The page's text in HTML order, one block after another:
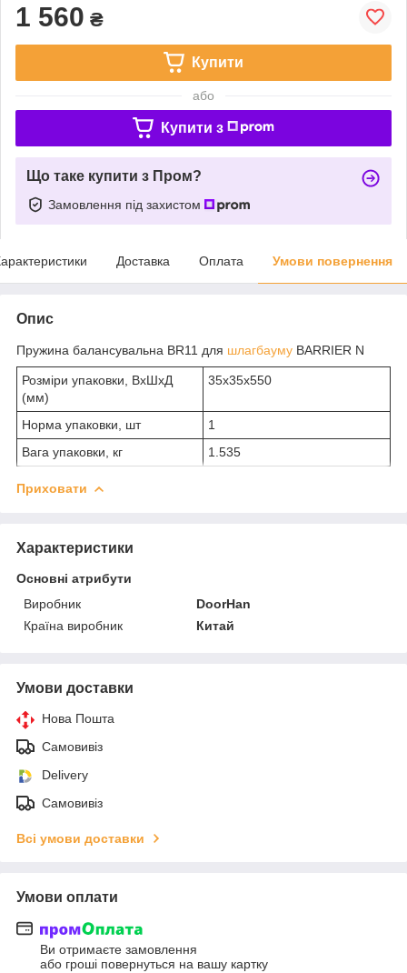
1 560 ₴
Купити
або
Купити з
Що таке купити з Пром?
Замовлення під захистом
Доставка Оплата Умови повернення
Опис
Пружина балансувальна BR11 для шлагбауму BARRIER N
Розміри упаковки, ВхШхД
(мм)
35х35х550
Норма упаковки, шт
1
Вага упаковки, кг
1.535
Приховати
Характеристики
Основні атрибути
Виробник
DoorHan
Країна виробник
Китай
Умови доставки
Нова Пошта
Самовивіз
Delivery
Самовивіз
Всі умови доставки
Умови оплати
Ви отримаєте замовлення
або гроші повернуться на вашу картку